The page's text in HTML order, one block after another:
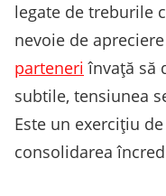
legate de treburile
nevoie de
parteneri învață să
subtile, tensiunea
Este un exercițiu
consolidarea